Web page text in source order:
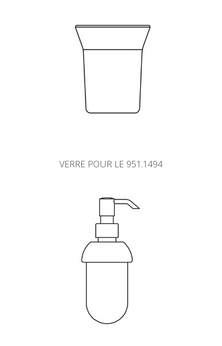
VERRE POUR LE 951.1494